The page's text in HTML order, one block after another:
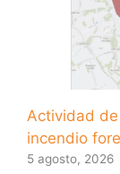
Actividad
incendio
5 agosto, 2026